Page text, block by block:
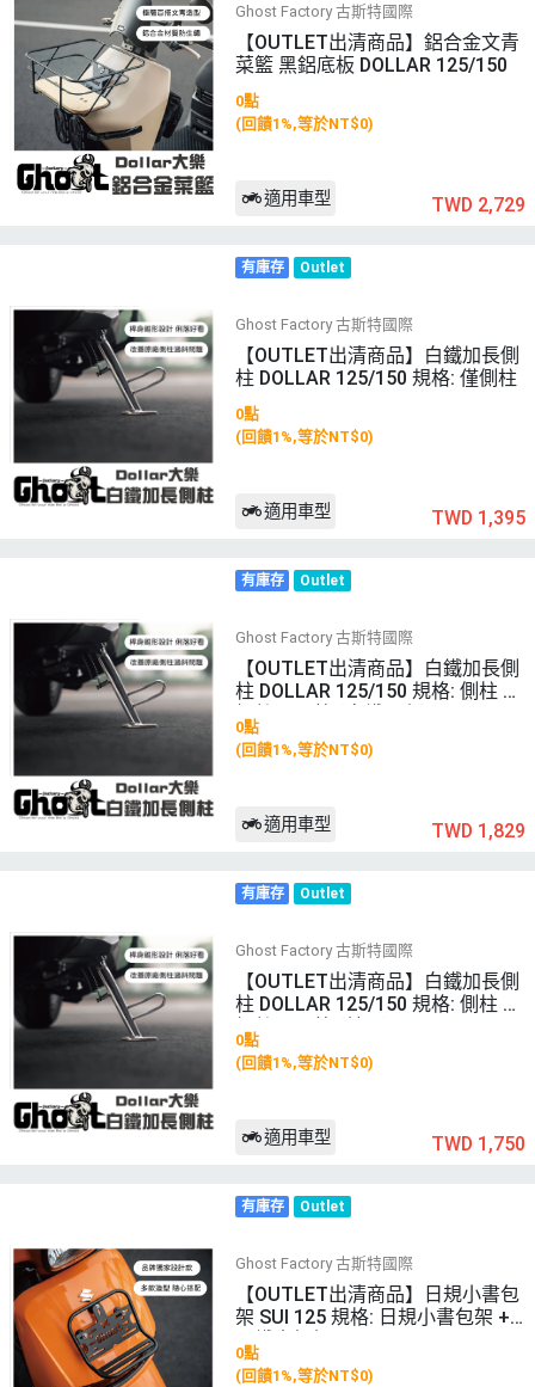
Ghost Factory 古斯特國際
【OUTLET出清商品】鋁合金文青
菜籃 黑鋁底板 DOLLAR 125/150
0點
(回饋1%,等於NT$0)
適用車型 TWD 2,729
有庫存 Outlet
Ghost Factory 古斯特國際
【OUTLET出清商品】白鐵加長側
柱 DOLLAR 125/150 規格: 僅側柱
0點
(回饋1%,等於NT$0)
適用車型 TWD 1,395
有庫存 Outlet
Ghost Factory 古斯特國際
【OUTLET出清商品】白鐵加長側
柱 DOLLAR 125/150 規格: 側柱 +
螺絲 + 彈簧 (白鐵原色)
0點
(回饋1%,等於NT$0)
適用車型 TWD 1,829
有庫存 Outlet
Ghost Factory 古斯特國際
【OUTLET出清商品】白鐵加長側
柱 DOLLAR 125/150 規格: 側柱 +
螺絲 + 彈簧 (鍍黑)
0點
(回饋1%,等於NT$0)
適用車型 TWD 1,750
有庫存 Outlet
Ghost Factory 古斯特國際
【OUTLET出清商品】日規小書包
架 SUI 125 規格: 日規小書包架 +
內鐵支架組
0點
(回饋1%,等於NT$0)